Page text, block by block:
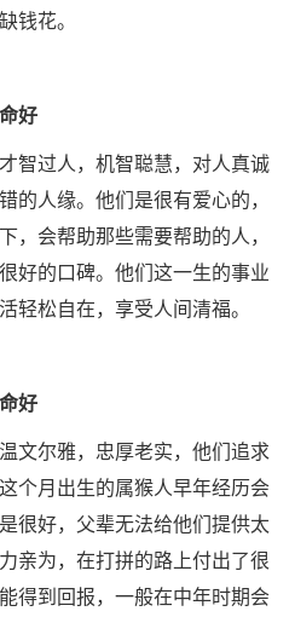
钱花。
好
过人，机智聪慧，对人真诚
的人缘。他们是很有爱心的，
，会帮助那些需要帮助的人，
好的口碑。他们这一生的事业
轻松自在，享受人间清福。
好
尔雅，忠厚老实，他们追求
个月出生的属猴人早年经历会
很好，父辈无法给他们提供太
亲为，在打拼的路上付出了很
得到回报，一般在中年时期会